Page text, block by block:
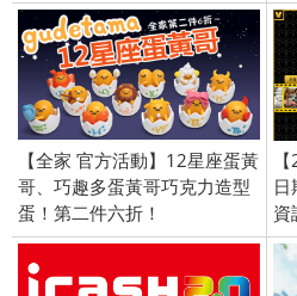
【全家 官方活動】12星座蛋黃
哥、巧趣多蛋黃哥巧克力造型
蛋！第二件六折！
資